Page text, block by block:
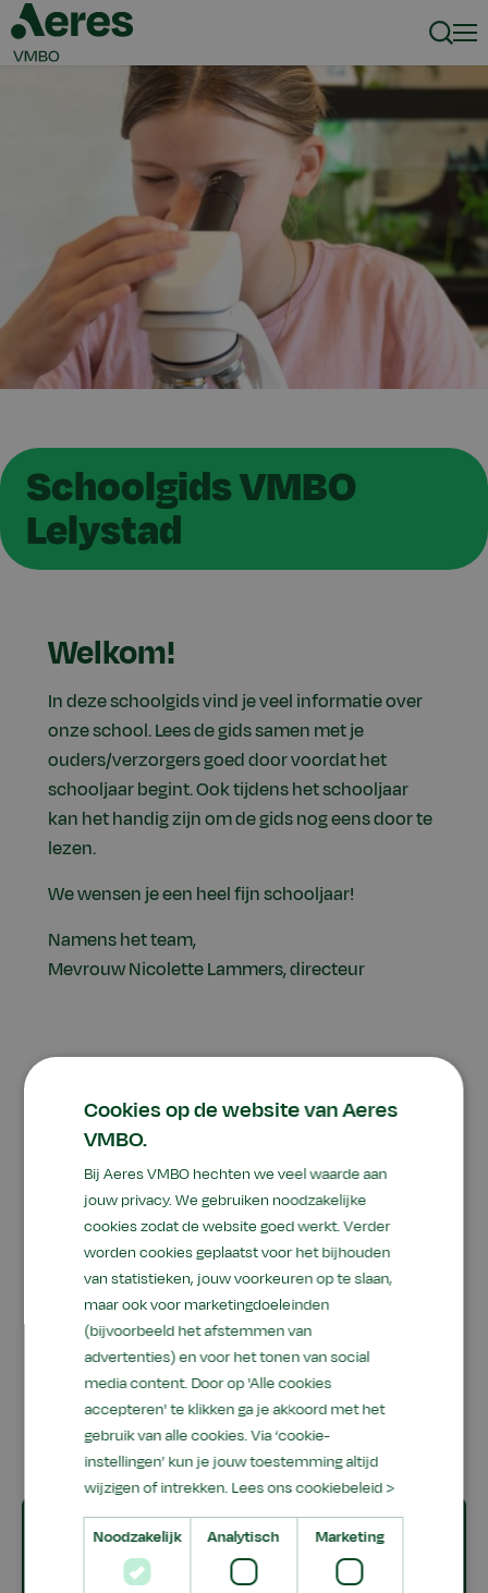
Schoolgids VMBO
Lelystad
Welkom!
In deze schoolgids vind je veel informatie over
onze school. Lees de gids samen met je
ouders/verzorgers goed door voordat het
schooljaar begint. Ook tijdens het schooljaar
kan het handig zijn om de gids nog eens door te
lezen.
We wensen je een heel fijn schooljaar!
Namens het team,
Mevrouw Nicolette Lammers, directeur
Praktische informatie
Wat zijn de lestijden? Wanneer ben
ik vrij? Hoe meld ik me ziek?
Cookies op de website van Aeres
VMBO.
Bij Aeres VMBO hechten we veel waarde aan
jouw privacy. We gebruiken noodzakelijke
cookies zodat de website goed werkt. Verder
worden cookies geplaatst voor het bijhouden
van statistieken, jouw voorkeuren op te slaan,
maar ook voor marketingdoeleinden
(bijvoorbeeld het afstemmen van
advertenties) en voor het tonen van social
media content. Door op 'Alle cookies
accepteren' te klikken ga je akkoord met het
gebruik van alle cookies. Via ‘cookie-
instellingen’ kun je jouw toestemming altijd
wijzigen of intrekken. Lees ons cookiebeleid >
Noodzakelijk Analytisch Marketing